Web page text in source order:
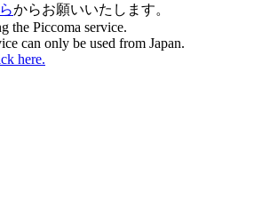
からお願いいたします。
the Piccoma service.
can only be used from Japan.
here.